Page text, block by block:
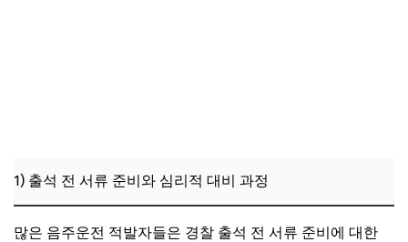
1) 출석 전 서류 준비와 심리적 대비 과정
많은 음주운전 적발자들은 경찰 출석 전 서류 준비에 대한